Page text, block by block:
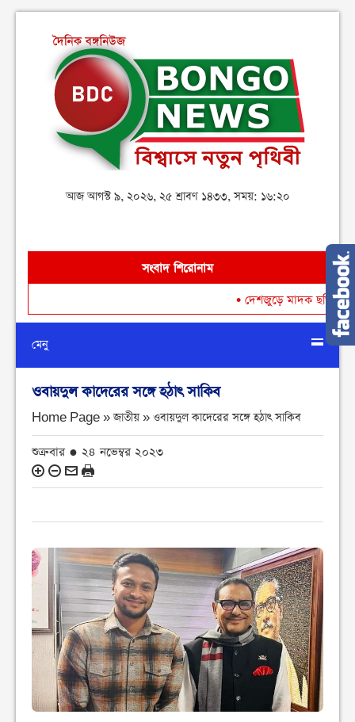
আজ আগস্ট ৯, ২০২৬, ২৫ শ্রাবণ ১৪৩৩, সময়: ১৬:২০
সংবাদ শিরোনাম
দেশজুড়ে মাদক ছড়িয়ে পড়া
মেনু
ওবায়দুল কাদেরের সঙ্গে হঠাৎ সাকিব
Home Page » জাতীয় » ওবায়দুল কাদেরের সঙ্গে হঠাৎ সাকিব
শুক্রবার ● ২৪ নভেম্বর ২০২৩